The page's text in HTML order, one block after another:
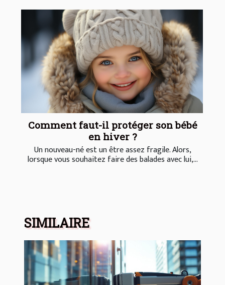
Comment faut-il protéger son bébé
en hiver ?
Un nouveau-né est un être assez fragile. Alors,
lorsque vous souhaitez faire des balades avec lui,...
SIMILAIRE